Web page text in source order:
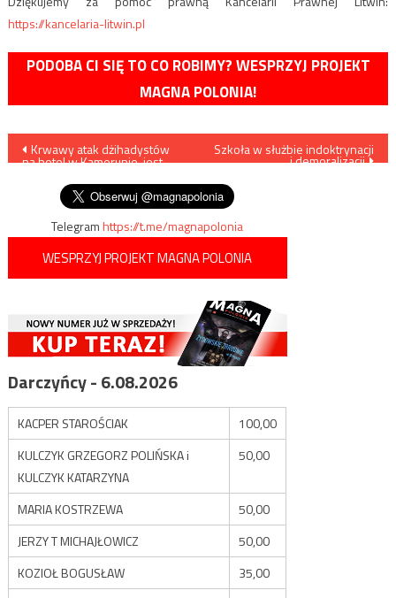
https://kancelaria-litwin.pl
PODOBA CI SIĘ TO CO ROBIMY? WESPRZYJ PROJEKT
MAGNA POLONIA!
Nawigacja
wpisu
Krwawy atak dżihadystów
na hotel w Kamerunie, jest
Szkoła w służbie indoktrynacji
i demoralizacji
Telegramhttps://t.me/magnapolonia
WESPRZYJ PROJEKT MAGNA POLONIA
Darczyńcy - 6.08.2026
KACPER STAROŚCIAK
100,00
KULCZYK GRZEGORZ POLIŃSKA i
KULCZYK KATARZYNA
50,00
MARIA KOSTRZEWA
50,00
JERZY T MICHAJŁOWICZ
50,00
KOZIOŁ BOGUSŁAW
35,00